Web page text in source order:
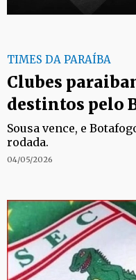
TIMES DA PARAÍBA
Clubes
destintos pelo
Sousa vence, e
rodada.
04/05/2026